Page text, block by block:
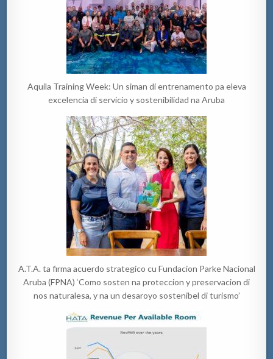
Aquila Training Week: Un siman di entrenamento pa eleva
excelencia di servicio y sostenibilidad na Aruba
A.T.A. ta firma acuerdo strategico cu Fundacion Parke Nacional
Aruba (FPNA) ‘Como sosten na proteccion y preservacion di
nos naturalesa, y na un desaroyo sostenibel di turismo’